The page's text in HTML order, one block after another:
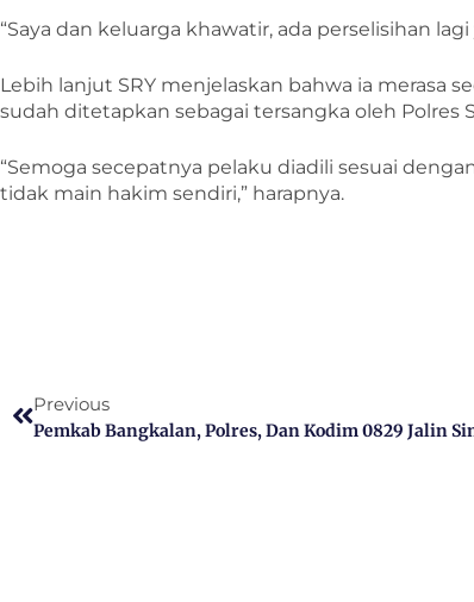
“Saya dan keluarga khawatir, ada perselisihan
Lebih lanjut SRY menjelaskan bahwa ia merasa
sudah ditetapkan sebagai tersangka oleh Polres
“Semoga secepatnya pelaku diadili sesuai
tidak main hakim sendiri,” harapnya.
Previous